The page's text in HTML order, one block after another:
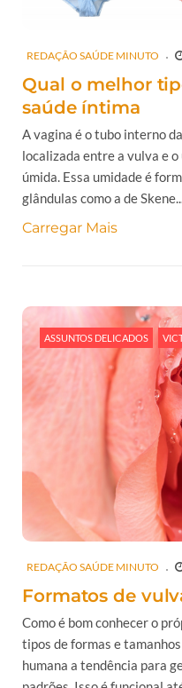
REDAÇÃO SAÚDE MINUTO
Qual o melhor
saúde íntima
A vagina é o tubo interno
localizada entre a vulva e
úmida. Essa umidade é
glândulas como a de
Carregar Mais
ASSUNTOS DELICADOS
REDAÇÃO SAÚDE MINUTO
Formatos de
Como é bom conhecer o
tipos de formas e
humana a tendência para